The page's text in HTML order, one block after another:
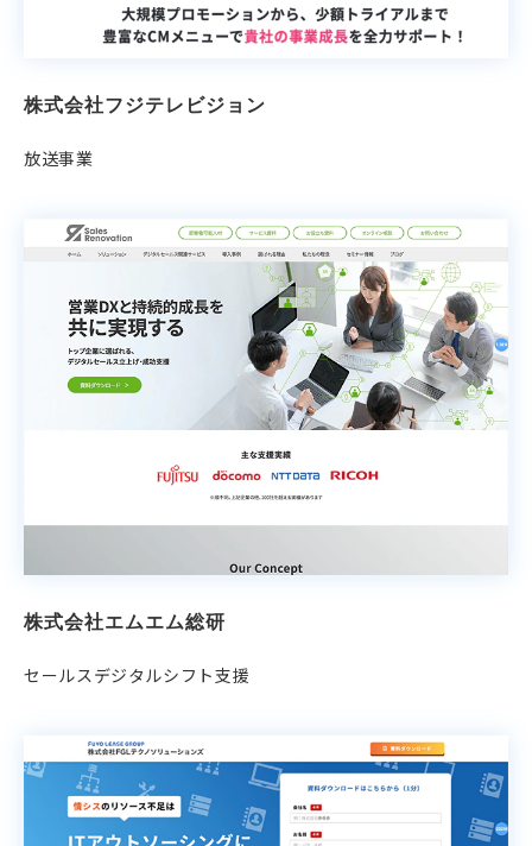
株式会社フジテレビジョン
放送事業
株式会社エムエム総研
セールスデジタルシフト支援